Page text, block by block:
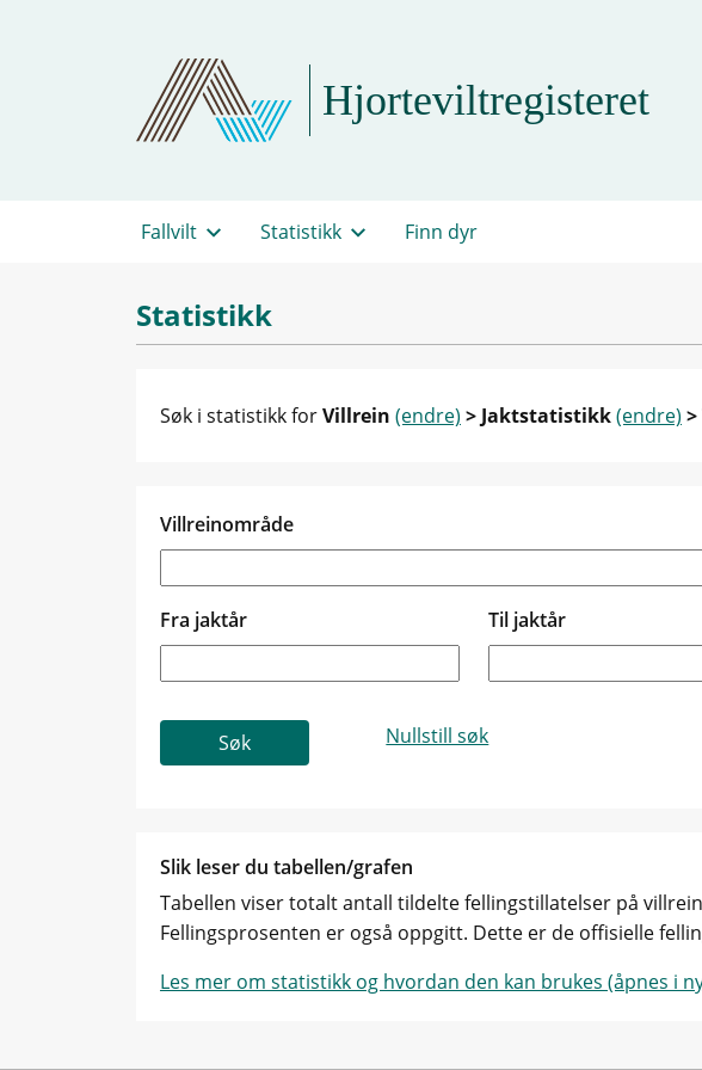
Hjorteviltregisteret
Fallvilt Statistikk Finn dyr
Statistikk
Søk i statistikk forVillrein (endre) > Jaktstatistikk(endre)
Villreinområde
Fra jaktår Til jaktår
Slik leser du tabellen/grafen
Tabellen viser totalt antall tildelte fellingstillatelser på
Fellingsprosenten er også oppgitt. Dette er de offisielle
Les mer om statistikk og hvordan den kan brukes (åpnes i